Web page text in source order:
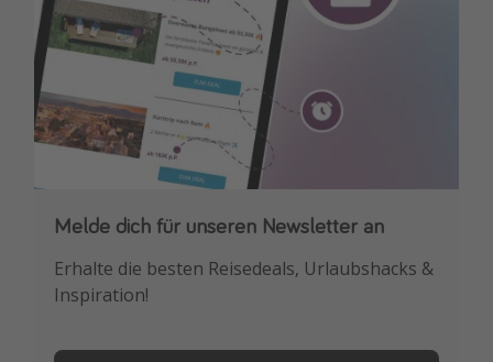
Melde dich für unseren Newsletter an
Erhalte die besten Reisedeals, Urlaubshacks &
Inspiration!
Downloade unsere App
Buche die besten Reiseschnäppchen als
Erstes.